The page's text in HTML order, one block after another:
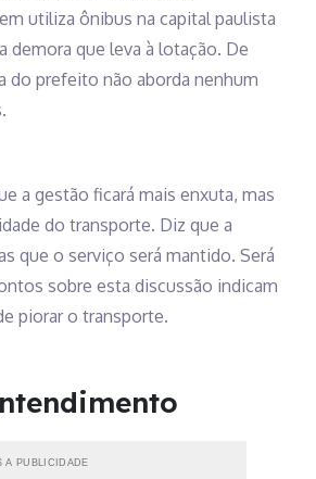
utiliza ônibus na capital paulista
demora que leva à lotação. De
do prefeito não aborda nenhum
a gestão ficará mais enxuta, mas
do transporte. Diz que a
que o serviço será mantido. Será
sobre esta discussão indicam
piorar o transporte.
A PUBLICIDADE